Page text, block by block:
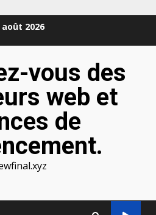
août 2026
vous des
web et
de